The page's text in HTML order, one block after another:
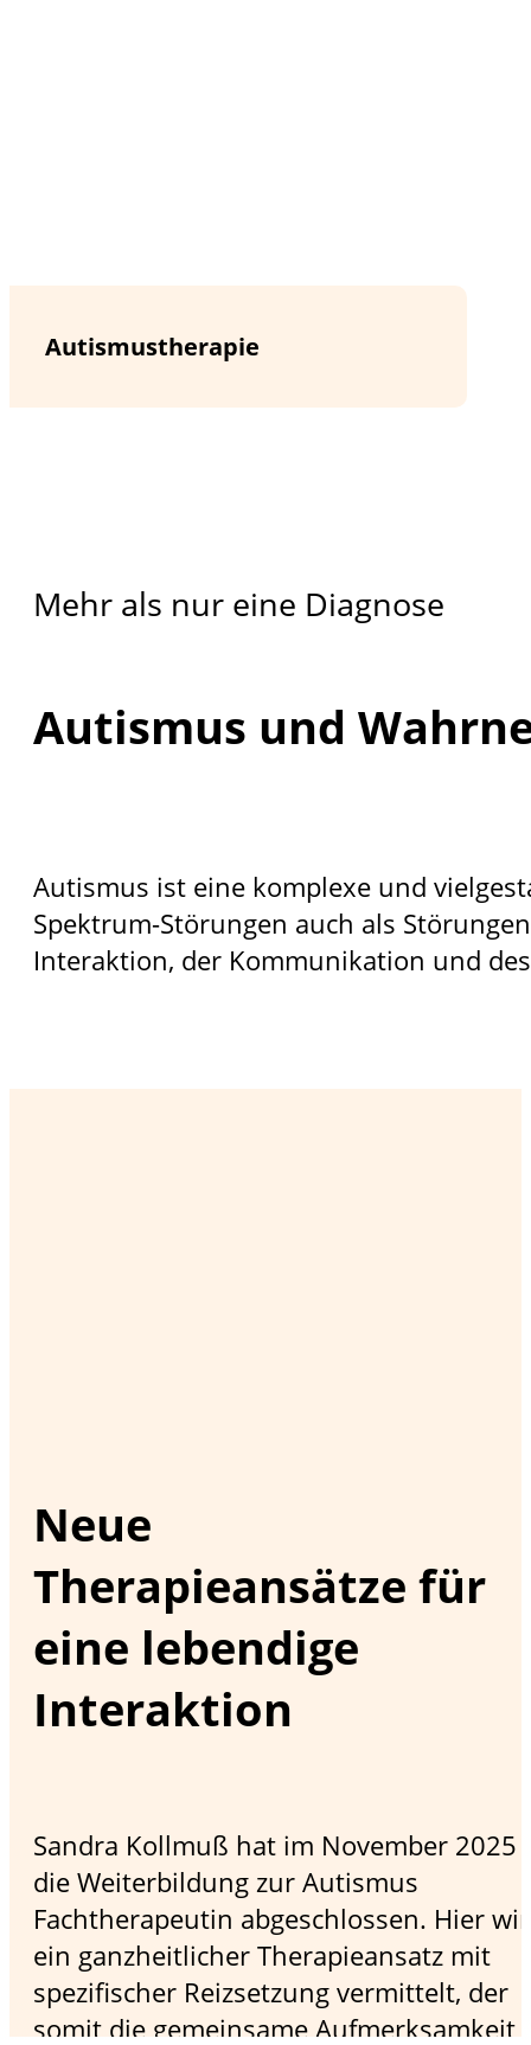
Autismustherapie
Mehr als nur eine Diagnose
Autismus und
Autismus ist eine komplexe und
Spektrum-Störungen auch als
Interaktion, der Kommunikation und
Neue
Therapieansätze für
eine lebendige
Interaktion
Sandra Kollmuß hat im November 2025
die Weiterbildung zur Autismus
Fachtherapeutin abgeschlossen. Hier
ein ganzheitlicher Therapieansatz mit
spezifischer Reizsetzung vermittelt, der
somit die gemeinsame Aufmerksamkeit